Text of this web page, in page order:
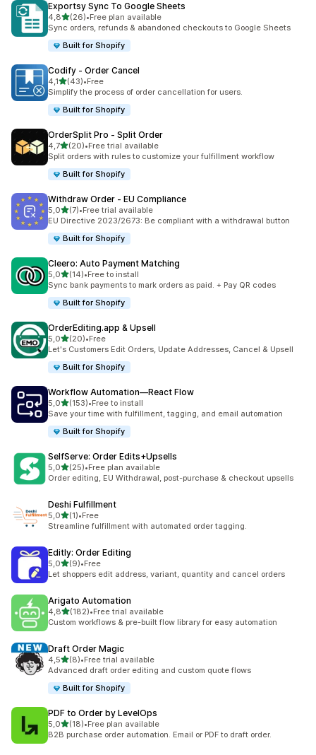
Exportsy Sync To Google Sheets
4,8z 5 hvězd
(26)
Celkový počet recenzí: 26
•Free plan available
Sync orders, refunds & abandoned checkouts to Google Sheets
Built for Shopify
Codify ‑ Order Cancel
4,1z 5 hvězd
(43)
Celkový počet recenzí: 43
•Free
Simplify the process of order cancellation for users.
Built for Shopify
OrderSplit Pro ‑ Split Order
4,7z 5 hvězd
(20)
Celkový počet recenzí: 20
•Free trial available
Split orders with rules to customize your fulfillment workflow
Built for Shopify
Withdraw Order ‑ EU Compliance
5,0z 5 hvězd
(7)
Celkový počet recenzí: 7
•Free trial available
EU Directive 2023/2673: Be compliant with a withdrawal button
Built for Shopify
Cleero: Auto Payment Matching
5,0z 5 hvězd
(14)
Celkový počet recenzí: 14
•Free to install
Sync bank payments to mark orders as paid. + Pay QR codes
Built for Shopify
OrderEditing.app & Upsell
5,0z 5 hvězd
(20)
Celkový počet recenzí: 20
•Free
Let's Customers Edit Orders, Update Addresses, Cancel & Upsell
Built for Shopify
Workflow Automation—React Flow
5,0z 5 hvězd
(153)
Celkový počet recenzí: 153
•Free to install
Save your time with fulfillment, tagging, and email automation
Built for Shopify
SelfServe: Order Edits+Upsells
5,0z 5 hvězd
(25)
Celkový počet recenzí: 25
•Free plan available
Order editing, EU Withdrawal, post-purchase & checkout upsells
Deshi Fulfillment
5,0z 5 hvězd
(1)
Celkový počet recenzí: 1
•Free
Streamline fulfillment with automated order tagging.
Editly: Order Editing
5,0z 5 hvězd
(9)
Celkový počet recenzí: 9
•Free
Let shoppers edit address, variant, quantity and cancel orders
Arigato Automation
4,8z 5 hvězd
(182)
Celkový počet recenzí: 182
•Free trial available
Custom workflows & pre-built flow library for easy automation
Draft Order Magic
4,5z 5 hvězd
(8)
Celkový počet recenzí: 8
•Free trial available
Advanced draft order editing and custom quote flows
Built for Shopify
PDF to Order by LevelOps
5,0z 5 hvězd
(18)
Celkový počet recenzí: 18
•Free plan available
B2B purchase order automation. Email or PDF to draft order.